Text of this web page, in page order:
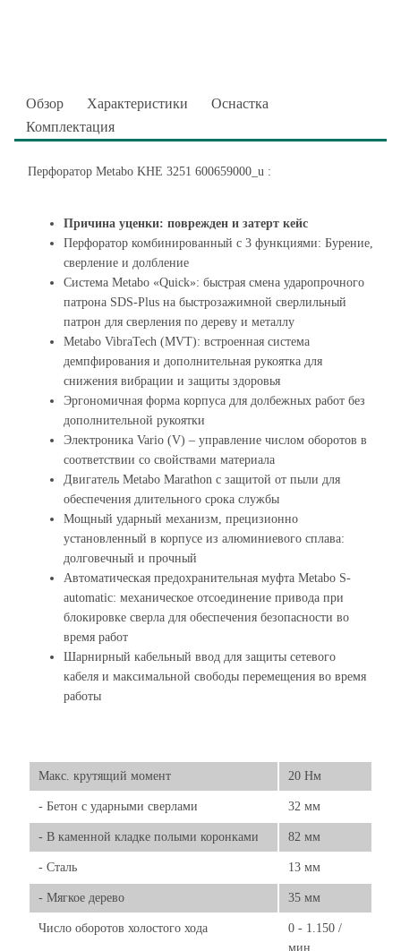
Обзор Характеристики
Оснастка
Комплектация
Перфоратор Metabo KHE 3251 600659000_u :
Причина уценки: поврежден и затерт кейс
Перфоратор комбинированный с 3 функциями: Бурение,
сверление и долбление
Система Metabo «Quick»: быстрая смена ударопрочного
патрона SDS-Plus на быстрозажимной сверлильный
патрон для сверления по дереву и металлу
Metabo VibraTech (MVT): встроенная система
демпфирования и дополнительная рукоятка для
снижения вибрации и защиты здоровья
Эргономичная форма корпуса для долбежных работ без
дополнительной рукоятки
Электроника Vario (V) – управление числом оборотов в
соответствии со свойствами материала
Двигатель Metabo Marathon с защитой от пыли для
обеспечения длительного срока службы
Мощный ударный механизм, прецизионно
установленный в корпусе из алюминиевого сплава:
долговечный и прочный
Автоматическая предохранительная муфта Metabo S-
automatic: механическое отсоединение привода при
блокировке сверла для обеспечения безопасности во
время работ
Шарнирный кабельный ввод для защиты сетевого
кабеля и максимальной свободы перемещения во время
работы
Макс. крутящий момент 20 Нм
- Бетон с ударными сверлами 32 мм
- В каменной кладке полыми коронками 82 мм
- Сталь 13 мм
- Мягкое дерево 35 мм
Число оборотов холостого хода
0 - 1.150 /
мин